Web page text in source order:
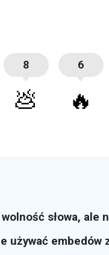
8
💩
6
🔥
słowa,
używać embedów